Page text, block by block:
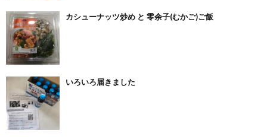
カシューナッツ炒め と 零余子(むかご)ご飯
いろいろ届きました